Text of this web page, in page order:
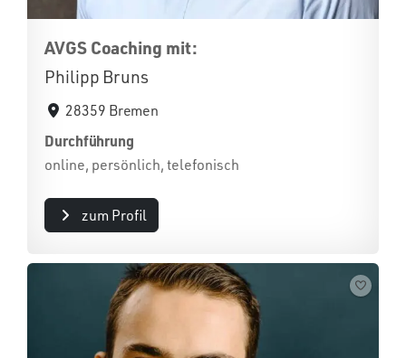
AVGS Coaching mit:
Philipp Bruns
28359 Bremen
Durchführung
online, persönlich, telefonisch
zum Profil